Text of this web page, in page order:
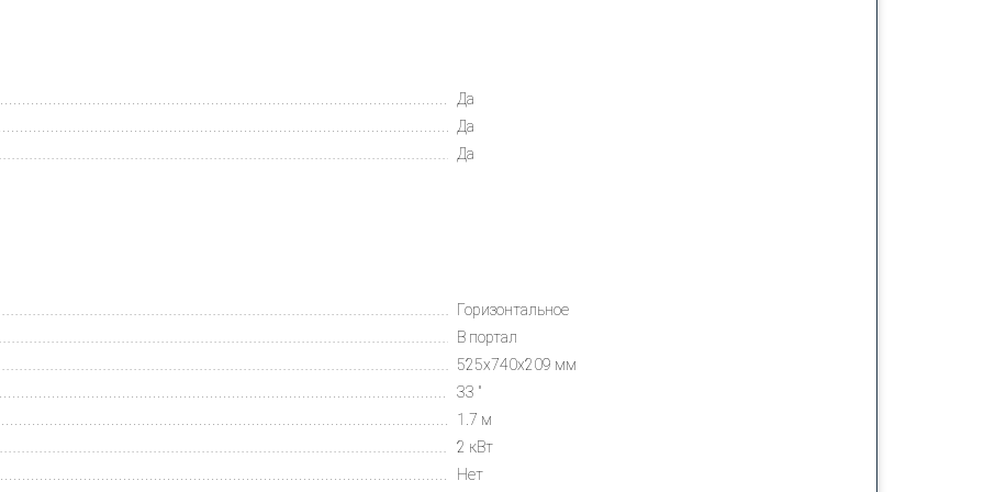
Да
Да
Да
Горизонтальное
В портал
525х740х209 мм
33 "
1.7 м
2 кВт
Нет